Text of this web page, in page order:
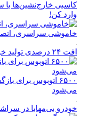
وارد کن!
خاموشی سراسری،
افت ۲۴ درصدی تولید خودرو در کشور
۶۵۰۰ اتوبوس برای
می‌شود
خودرو بی‌مهابا در